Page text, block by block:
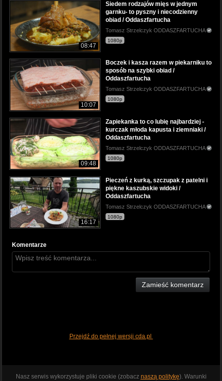
08:47
Siedem rodzajów mięs w jednym
garnku- to pyszny i niecodzienny
obiad / Oddaszfartucha
Tomasz Strzelczyk ODDASZFARTUCHA
1080p
10:07
Boczek i kasza razem w piekarniku to
sposób na szybki obiad /
Oddaszfartucha
Tomasz Strzelczyk ODDASZFARTUCHA
1080p
09:48
Zapiekanka to co lubię najbardziej -
kurczak młoda kapusta i ziemniaki /
Oddaszfartucha
Tomasz Strzelczyk ODDASZFARTUCHA
1080p
16:17
Pieczeń z kurką, szczupak z patelni i
piękne kaszubskie widoki /
Oddaszfartucha
Tomasz Strzelczyk ODDASZFARTUCHA
1080p
Komentarze
Zamieść komentarz
Przejdź do pełnej wersji cda.pl
Nasz serwis wykorzystuje pliki cookie (zobacz naszą politykę). Warunki